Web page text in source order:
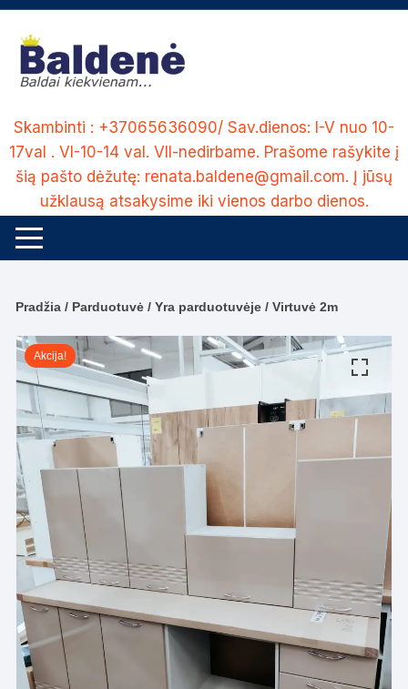
Skip
content
Skambinti : +37065636090/ Sav.dienos: I-V nuo 10-
17val . VI-10-14 val. VII-nedirbame. Prašome rašykite į
šią pašto dėžutę: renata.baldene@gmail.com. Į jūsų
užklausą atsakysime iki vienos darbo dienos.
Pradžia / Parduotuvė /Yra parduotuvėje / Virtuvė 2m
Akcija!